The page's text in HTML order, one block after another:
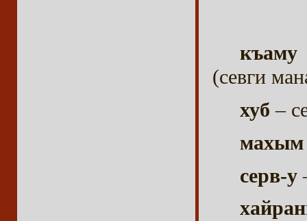
къаму
(севги
хуб –
махым
серв-у